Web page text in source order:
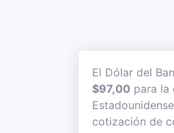
El Dólar del
$97,00 para la
cotización de